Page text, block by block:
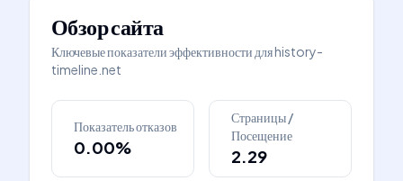
Обзор сайта
Ключевые показатели эффективности дляhistory-
timeline.net
Показатель отказов
0.00%
Страницы /
Посещение
2.29